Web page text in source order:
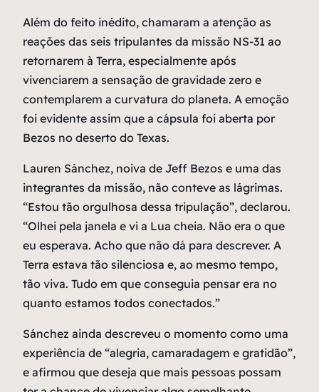
Além do feito inédito, chamaram a atenção as
reações das seis tripulantes da missão NS-31 ao
retornarem à Terra, especialmente após
vivenciarem a sensação de gravidade zero e
contemplarem a curvatura do planeta. A emoção
foi evidente assim que a cápsula foi aberta por
Bezos no deserto do Texas.
Lauren Sánchez, noiva de Jeff Bezos e uma das
integrantes da missão, não conteve as lágrimas.
“Estou tão orgulhosa dessa tripulação”, declarou.
“Olhei pela janela e vi a Lua cheia. Não era o que
eu esperava. Acho que não dá para descrever. A
Terra estava tão silenciosa e, ao mesmo tempo,
tão viva. Tudo em que conseguia pensar era no
quanto estamos todos conectados.”
Sánchez ainda descreveu o momento como uma
experiência de “alegria, camaradagem e gratidão”,
e afirmou que deseja que mais pessoas possam